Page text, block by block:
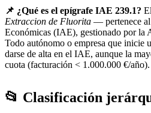
📌 ¿Qué es el epígrafe IAE 239.1?
Extraccion de Fluorita — pertenece
Económicas (IAE), gestionado por la
Todo autónomo o empresa que inicie
darse de alta en el IAE, aunque la
cuota (facturación < 1.000.000 €/año).
📂 Clasificación